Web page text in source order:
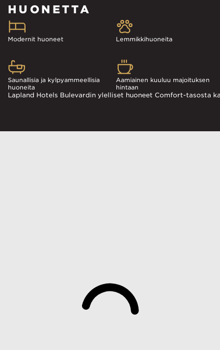
HUONETTA
Modernit huoneet Lemmikkihuoneita
Saunallisia ja kylpyammeellisia
huoneita
Aamiainen kuuluu majoituksen
hintaan
Lapland Hotels Bulevardin ylelliset huoneet Comfort-tasosta